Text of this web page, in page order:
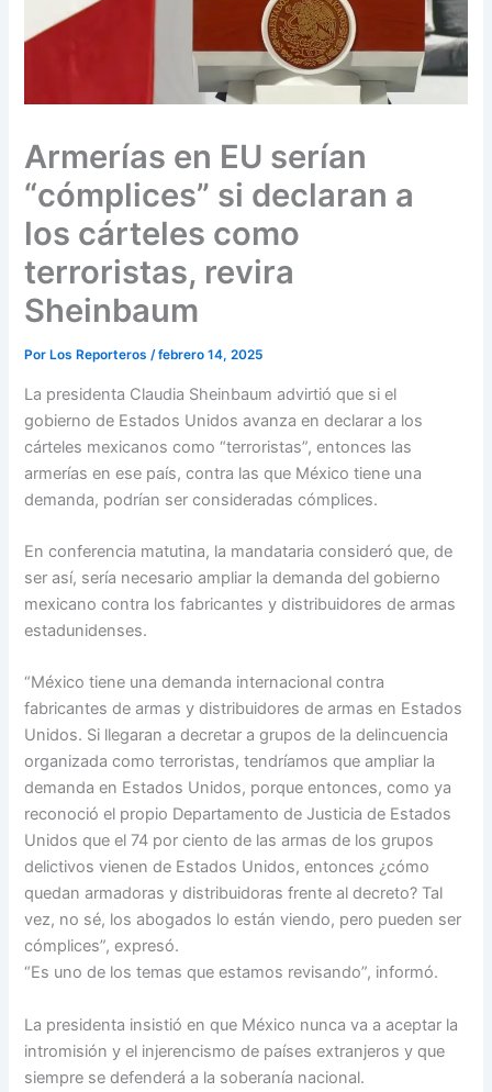
Armerías en EU serían
“cómplices” si declaran a
los cárteles como
terroristas, revira
Sheinbaum
Por Los Reporteros/febrero 14, 2025
La presidenta Claudia Sheinbaum advirtió que si el
gobierno de Estados Unidos avanza en declarar a los
cárteles mexicanos como “terroristas”, entonces las
armerías en ese país, contra las que México tiene una
demanda, podrían ser consideradas cómplices.
En conferencia matutina, la mandataria consideró que, de
ser así, sería necesario ampliar la demanda del gobierno
mexicano contra los fabricantes y distribuidores de armas
estadunidenses.
“México tiene una demanda internacional contra
fabricantes de armas y distribuidores de armas en Estados
Unidos. Si llegaran a decretar a grupos de la delincuencia
organizada como terroristas, tendríamos que ampliar la
demanda en Estados Unidos, porque entonces, como ya
reconoció el propio Departamento de Justicia de Estados
Unidos que el 74 por ciento de las armas de los grupos
delictivos vienen de Estados Unidos, entonces ¿cómo
quedan armadoras y distribuidoras frente al decreto? Tal
vez, no sé, los abogados lo están viendo, pero pueden ser
cómplices”, expresó.
“Es uno de los temas que estamos revisando”, informó.
La presidenta insistió en que México nunca va a aceptar la
intromisión y el injerencismo de países extranjeros y que
siempre se defenderá a la soberanía nacional.